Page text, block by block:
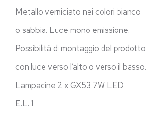
Metallo verniciato nei colori bianco
o sabbia. Luce mono emissione.
Possibilità di montaggio del prodotto
con luce verso l’alto o verso il basso.
Lampadine 2 x GX53 7W LED
E.L. 1